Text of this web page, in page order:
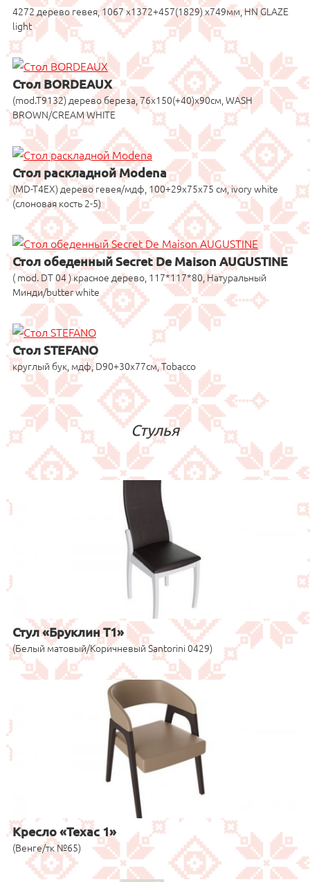
4272 дерево гевея, 1067 x1372+457(1829) x749мм, HN GLAZE
light
Стол BORDEAUX
(mod.T9132) дерево береза, 76х150(+40)х90см, WASH
BROWN/CREAM WHITE
Стол раскладной Modena
(MD-T4EX) дерево гевея/мдф, 100+29х75х75 см, ivory white
(слоновая кость 2-5)
Стол обеденный Secret De Maison AUGUSTINE
( mod. DT 04 ) красное дерево, 117*117*80, Натуральный
Минди/butter white
Стол STEFANO
круглый бук, мдф, D90+30x77см, Tobacco
Стулья
Стул «Бруклин Т1»
(Белый матовый/Коричневый Santorini 0429)
Кресло «Техас 1»
(Венге/тк №65)